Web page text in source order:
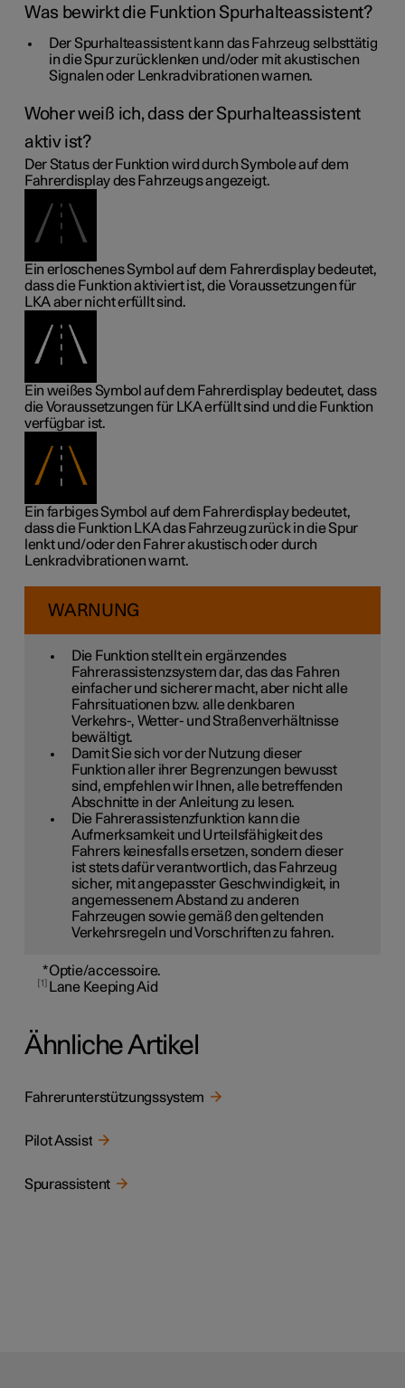
Was bewirkt die Funktion Spurhalteassistent?
Der Spurhalteassistent kann das Fahrzeug selbsttätig
in die Spur zurücklenken und/oder mit akustischen
Signalen oder Lenkradvibrationen warnen.
Woher weiß ich, dass der Spurhalteassistent
aktiv ist?
Der Status der Funktion wird durch Symbole auf dem
Fahrerdisplay des Fahrzeugs angezeigt.
Ein erloschenes Symbol auf dem Fahrerdisplay bedeutet,
dass die Funktion aktiviert ist, die Voraussetzungen für
LKA aber nicht erfüllt sind.
Ein weißes Symbol auf dem Fahrerdisplay bedeutet, dass
die Voraussetzungen für LKA erfüllt sind und die Funktion
verfügbar ist.
Ein farbiges Symbol auf dem Fahrerdisplay bedeutet,
dass die Funktion LKA das Fahrzeug zurück in die Spur
lenkt und/oder den Fahrer akustisch oder durch
Lenkradvibrationen warnt.
WARNUNG
Die Funktion stellt ein ergänzendes
Fahrerassistenzsystem dar, das das Fahren
einfacher und sicherer macht, aber nicht alle
Fahrsituationen bzw. alle denkbaren
Verkehrs-, Wetter- und Straßenverhältnisse
bewältigt.
Damit Sie sich vor der Nutzung dieser
Funktion aller ihrer Begrenzungen bewusst
sind, empfehlen wir Ihnen, alle betreffenden
Abschnitte in der Anleitung zu lesen.
Die Fahrerassistenzfunktion kann die
Aufmerksamkeit und Urteilsfähigkeit des
Fahrers keinesfalls ersetzen, sondern dieser
ist stets dafür verantwortlich, das Fahrzeug
sicher, mit angepasster Geschwindigkeit, in
angemessenem Abstand zu anderen
Fahrzeugen sowie gemäß den geltenden
Verkehrsregeln und Vorschriften zu fahren.
*Optie/accessoire.
1 Lane Keeping Aid
Ähnliche Artikel
Fahrerunterstützungssystem
Pilot Assist
Spurassistent